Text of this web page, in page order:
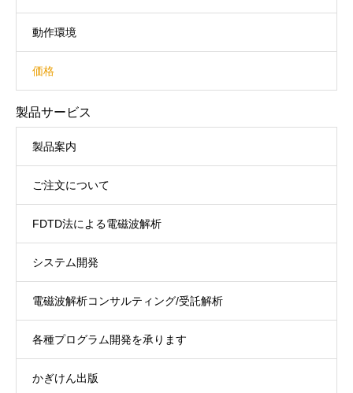
動作環境
価格
製品サービス
製品案内
ご注文について
FDTD法による電磁波解析
システム開発
電磁波解析コンサルティング/受託解析
各種プログラム開発を承ります
かぎけん出版